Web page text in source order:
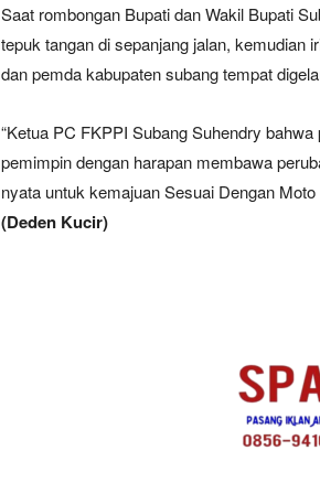
Saat rombongan Bupati dan Wakil Bupati
tepuk tangan di sepanjang jalan, kemudian
dan pemda kabupaten subang tempat
“Ketua PC FKPPI Subang Suhendry
pemimpin dengan harapan membawa
nyata untuk kemajuan Sesuai Dengan
(Deden Kucir)